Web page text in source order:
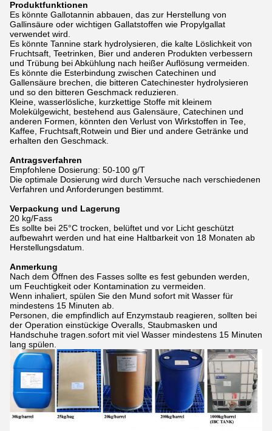
Produktfunktionen
Es könnte Gallotannin abbauen, das zur Herstellung von
Gallinsäure oder wichtigen Gallatstoffen wie Propylgallat
verwendet wird.
Es könnte Tannine stark hydrolysieren, die kalte Löslichkeit von
Fruchtsaft, Teetrinken, Bier und anderen Produkten verbessern
und Trübung bei Abkühlung nach heißer Auflösung vermeiden.
Es könnte die Esterbindung zwischen Catechinen und
Gallensäure brechen, die bitteren Catechinester hydrolysieren
und so den bitteren Geschmack reduzieren.
Kleine, wasserlösliche, kurzkettige Stoffe mit kleinem
Molekülgewicht, bestehend aus Galensäure, Catechinen und
anderen Formen, könnten den Verlust von Wirkstoffen in Tee,
Kaffee, Fruchtsaft,Rotwein und Bier und andere Getränke und
erhalten den Geschmack.
Antragsverfahren
Empfohlene Dosierung: 50-100 g/T
Die optimale Dosierung wird durch Versuche nach verschiedenen
Verfahren und Anforderungen bestimmt.
Verpackung und Lagerung
20 kg/Fass
Es sollte bei 25°C trocken, belüftet und vor Licht geschützt
aufbewahrt werden und hat eine Haltbarkeit von 18 Monaten ab
Herstellungsdatum.
Anmerkung
Nach dem Öffnen des Fasses sollte es fest gebunden werden,
um Feuchtigkeit oder Kontamination zu vermeiden.
Wenn inhaliert, spülen Sie den Mund sofort mit Wasser für
mindestens 15 Minuten ab.
Personen, die empfindlich auf Enzymstaub reagieren, sollten bei
der Operation einstückige Overalls, Staubmasken und
Handschuhe tragen.sofort mit viel Wasser mindestens 15 Minuten
lang spülen.